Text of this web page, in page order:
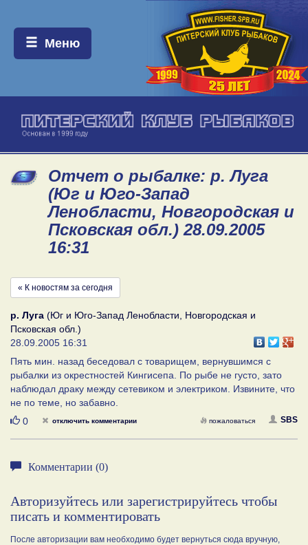
Меню:
Меню
Отчет о рыбалке: р. Луга
(Юг и Юго-Запад
Ленобласти, Новгородская и
Псковская обл.) 28.09.2005
16:31
« К новостям за сегодня
р. Луга (Юг и Юго-Запад Ленобласти, Новгородская и
Псковская обл.)
28.09.2005 16:31
Пять мин. назад беседовал с товарищем, вернувшимся с
рыбалки из окрестностей Кингисепа. По рыбе не густо, зато
наблюдал драку между сетевиком и электриком. Извините, что
не по теме, но забавно.
Нравится
0 отключить комментарии SBS
пожаловаться
Комментарии (0)
Авторизуйтесь или зарегистрируйтесь чтобы
писать и комментировать
После авторизации вам необходимо будет вернуться сюда вручную,